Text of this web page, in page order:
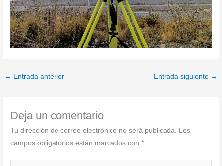
← Entrada anterior Entrada siguiente →
Deja un comentario
Tu dirección de correo electrónico no será publicada. Los
campos obligatorios están marcados con*